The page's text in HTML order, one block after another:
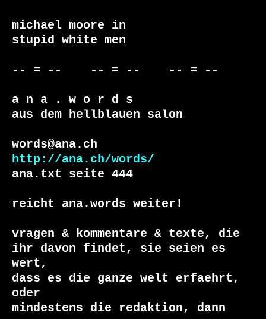
michael moore in
stupid white men
-- = --    -- = --    -- = --
a n a . w o r d s
aus dem hellblauen salon
http://ana.ch/words/
ana.txt seite 444
reicht ana.words weiter!
vragen & kommentare & texte, die
ihr davon findet, sie seien es
wert,
dass es die ganze welt erfaehrt,
oder